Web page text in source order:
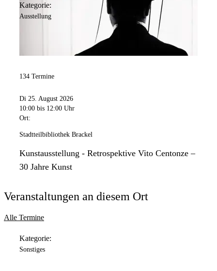
Kategorie:
Ausstellung
134 Termine
Di 25. August 2026
10:00 bis 12:00 Uhr
Ort:
Stadtteilbibliothek Brackel
Kunstausstellung - Retrospektive Vito Centonze –
30 Jahre Kunst
Veranstaltungen an diesem Ort
Alle Termine
Kategorie:
Sonstiges